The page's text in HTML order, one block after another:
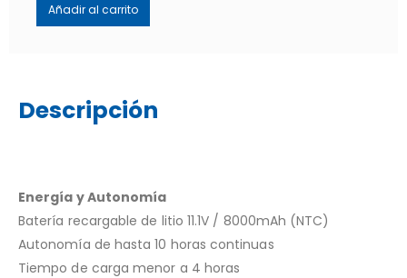
Añadir al carrito
Descripción
Energía y Autonomía
Batería recargable de litio 11.1V / 8000mAh (NTC)
Autonomía de hasta 10 horas continuas
Tiempo de carga menor a 4 horas